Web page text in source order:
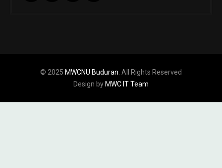
© 2025 MWCNU Buduran . All Rights Reserved
Design by MWC IT Team